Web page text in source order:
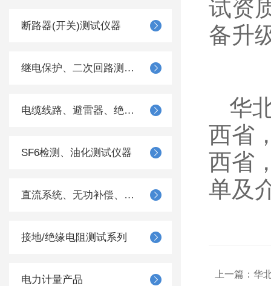
断路器(开关)测试仪器
继电保护、二次回路测试仪器
电缆线路、避雷器、绝缘子测试仪器
SF6检测、油化测试仪器
直流系统、无功补偿、电池电机检测仪器
接地/绝缘电阻测试系列
电力计量产品
试资
备升
华
西省
西省
单及
上一篇： 华